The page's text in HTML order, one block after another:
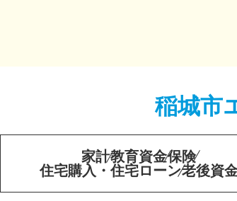
稲城市
家計教育資金保険
住宅購入・住宅ローン老後資